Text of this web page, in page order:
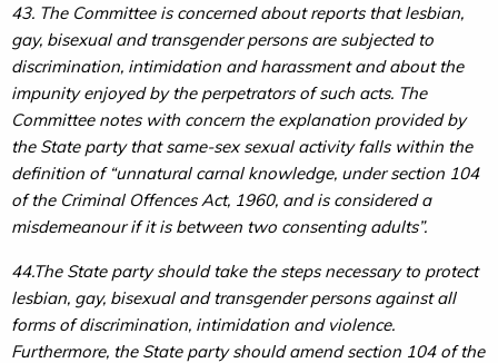
43. The Committee is concerned about reports that lesbian,
gay, bisexual and transgender persons are subjected to
discrimination, intimidation and harassment and about the
impunity enjoyed by the perpetrators of such acts. The
Committee notes with concern the explanation provided by
the State party that same-sex sexual activity falls within the
definition of “unnatural carnal knowledge, under section 104
of the Criminal Offences Act, 1960, and is considered a
misdemeanour if it is between two consenting adults”.
44.The State party should take the steps necessary to protect
lesbian, gay, bisexual and transgender persons against all
forms of discrimination, intimidation and violence.
Furthermore, the State party should amend section 104 of the